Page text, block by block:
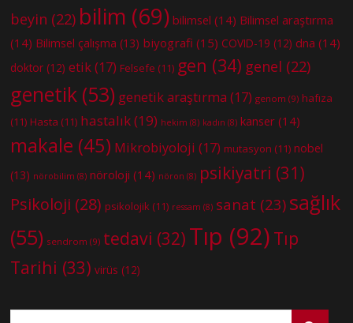
beyin (22) bilim (69) bilimsel (14) Bilimsel araştırma
(14) Bilimsel çalışma (13) biyografi (15) COVID-19 (12) dna (14)
doktor (12) etik(17) Felsefe (11) gen (34) genel (22)
genetik (53) genetik araştırma (17) genom (9) hafıza
(11) Hasta (11) hastalık(19) hekim (8) kadın (8) kanser (14)
makale (45) Mikrobiyoloji (17) mutasyon (11) nobel
(13) nörobilim (8) nöroloji (14) nöron (8) psikiyatri (31)
Psikoloji (28) psikolojik (11) ressam (8) sanat (23) sağlık
(55) sendrom (9) tedavi (32) Tıp (92) Tıp
Tarihi (33) virüs (12)